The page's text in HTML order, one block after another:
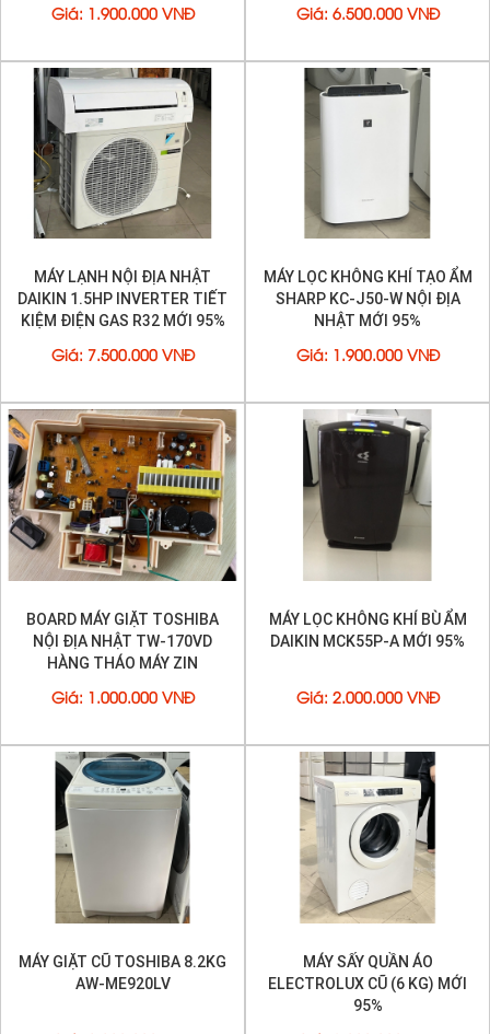
Giá: 1.900.000 VNĐ Giá: 6.500.000 VNĐ
MÁY LẠNH NỘI ĐỊA NHẬT
DAIKIN 1.5HP INVERTER TIẾT
KIỆM ĐIỆN GAS R32 MỚI 95%
Giá : 7.500.000 VNĐ
MÁY LỌC KHÔNG KHÍ TẠO ẨM
SHARP KC-J50-W NỘI ĐỊA
NHẬT MỚI 95%
Giá : 1.900.000 VNĐ
BOARD MÁY GIẶT TOSHIBA
NỘI ĐỊA NHẬT TW-170VD
HÀNG THÁO MÁY ZIN
Giá: 1.000.000 VNĐ
MÁY LỌC KHÔNG KHÍ BÙ ẨM
DAIKIN MCK55P-A MỚI 95%
Giá: 2.000.000 VNĐ
MÁY GIẶT CŨ TOSHIBA 8.2KG
AW-ME920LV
MÁY SẤY QUẦN ÁO
ELECTROLUX CŨ (6 KG) MỚI
95%